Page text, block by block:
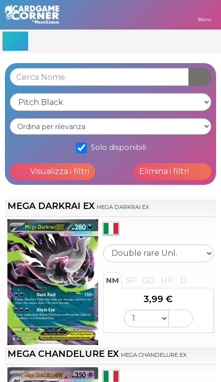
Menu
Solo disponibili
Visualizza i filtri Elimina i filtri
MEGA DARKRAI EX MEGA DARKRAI EX
NM SP GD HP D
3,99 €
MEGA CHANDELURE EX MEGA CHANDELURE EX